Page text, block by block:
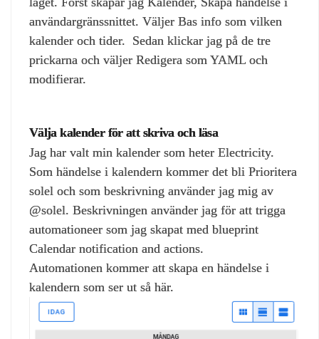
användargränssnittet. Väljer Bas info som vilken
kalender och tider. Sedan klickar jag på de tre
prickarna och väljer Redigera som YAML och
modifierar.
Välja kalender för att skriva och läsa
Jag har valt min kalender som heter Electricity.
Som händelse i kalendern kommer det bli Prioritera
solel och som beskrivning använder jag mig av
@solel. Beskrivningen använder jag för att trigga
automationeer som jag skapat med blueprint
Calendar notification and actions.
Automationen kommer att skapa en händelse i
kalendern som ser ut så här.